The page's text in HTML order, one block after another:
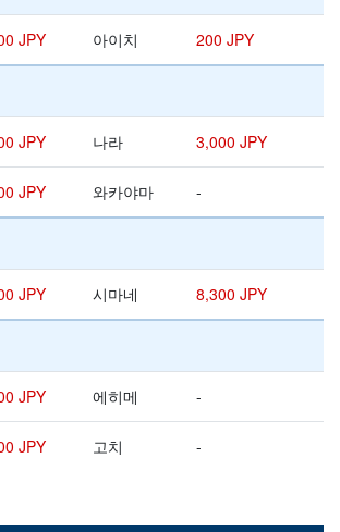
JPY 아이치 200 JPY
JPY 나라 3,000 JPY
JPY 와카야마 -
JPY 시마네 8,300 JPY
JPY 에히메 -
JPY 고치 -